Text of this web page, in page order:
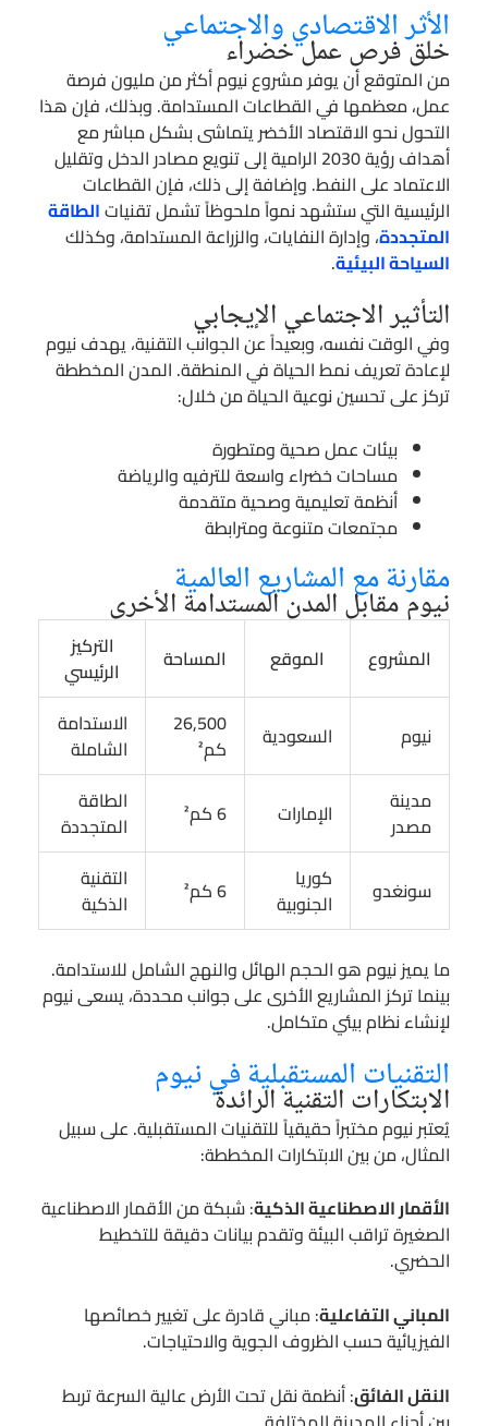
الأثر الاقتصادي والاجتماعي
خلق فرص عمل خضراء
من المتوقع أن يوفر مشروع نيوم أكثر من مليون فرصة
عمل، معظمها في القطاعات المستدامة. وبذلك، فإن هذا
التحول نحو الاقتصاد الأخضر يتماشى بشكل مباشر مع
أهداف رؤية 2030 الرامية إلى تنويع مصادر الدخل وتقليل
الاعتماد على النفط. وإضافة إلى ذلك، فإن القطاعات
الرئيسية التي ستشهد نمواً ملحوظاً تشمل تقنياتالطاقة
المتجددة، وإدارة النفايات، والزراعة المستدامة، وكذلك
السياحة البيئية.
التأثير الاجتماعي الإيجابي
وفي الوقت نفسه، وبعيداً عن الجوانب التقنية، يهدف نيوم
لإعادة تعريف نمط الحياة في المنطقة. المدن المخططة
تركز على تحسين نوعية الحياة من خلال:
بيئات عمل صحية ومتطورة
مساحات خضراء واسعة للترفيه والرياضة
أنظمة تعليمية وصحية متقدمة
مجتمعات متنوعة ومترابطة
مقارنة مع المشاريع العالمية
نيوم مقابل المدن المستدامة الأخرى
المشروع الموقع المساحة
التركيز
الرئيسي
نيوم
السعودية
26,500
كم²
الاستدامة
الشاملة
مدينة
مصدر
الإمارات 6 كم²
الطاقة
المتجددة
سونغدو
كوريا
الجنوبية
6 كم²
التقنية
الذكية
ما يميز نيوم هو الحجم الهائل والنهج الشامل للاستدامة.
بينما تركز المشاريع الأخرى على جوانب محددة، يسعى نيوم
لإنشاء نظام بيئي متكامل.
التقنيات المستقبلية في نيوم
الابتكارات التقنية الرائدة
يُعتبر نيوم مختبراً حقيقياً للتقنيات المستقبلية. على سبيل
المثال، من بين الابتكارات المخططة:
الأقمار الاصطناعية الذكية: شبكة من الأقمار الاصطناعية
الصغيرة تراقب البيئة وتقدم بيانات دقيقة للتخطيط
الحضري.
المباني التفاعلية: مباني قادرة على تغيير خصائصها
الفيزيائية حسب الظروف الجوية والاحتياجات.
النقل الفائق: أنظمة نقل تحت الأرض عالية السرعة تربط